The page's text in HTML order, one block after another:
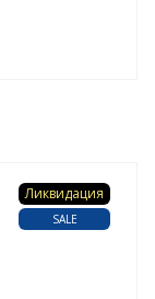
Ликвидация
SALE